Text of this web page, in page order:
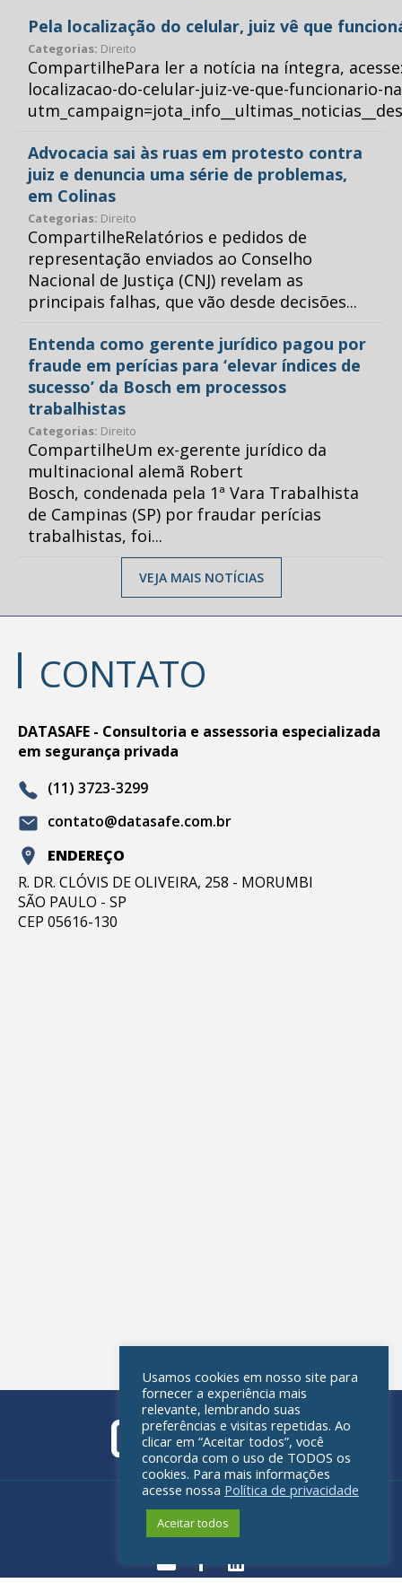
Pela localização do celular, juiz vê que
Categorias: Direito
CompartilhePara ler a notícia na íntegra,
localizacao-do-celular-juiz-ve-que-funcionario-
Advocacia sai às ruas em protesto contra
juiz e denuncia uma série de problemas,
em Colinas
Categorias: Direito
CompartilheRelatórios e pedidos de
representação enviados ao Conselho
Nacional de Justiça (CNJ) revelam as
principais falhas, que vão desde decisões...
Entenda como gerente jurídico pagou por
fraude em perícias para ‘elevar índices de
sucesso’ da Bosch em processos
trabalhistas
Categorias: Direito
CompartilheUm ex-gerente jurídico da
multinacional alemã Robert
Bosch, condenada pela 1ª Vara Trabalhista
de Campinas (SP) por fraudar perícias
trabalhistas, foi...
VEJA MAIS NOTÍCIAS
CONTATO
DATASAFE - Consultoria e assessoria especializada
em segurança privada
(11) 3723-3299
contato@datasafe.com.br
ENDEREÇO
R. DR. CLÓVIS DE OLIVEIRA, 258 - MORUMBI
SÃO PAULO - SP
CEP 05616-130
Política de privacidade
Usamos cookies em nosso site para
fornecer a experiência mais
relevante, lembrando suas
preferências e visitas repetidas. Ao
clicar em “Aceitar todos”, você
concorda com o uso de TODOS os
cookies. Para mais informações
acesse nossa Política de privacidade
Aceitar todos